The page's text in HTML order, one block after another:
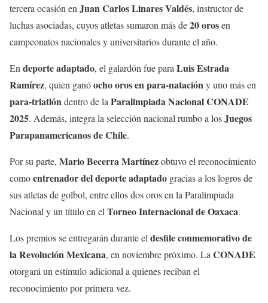
tercera ocasión en Juan Carlos Linares Valdés, instructor de
luchas asociadas, cuyos atletas sumaron más de20 orosen
campeonatos nacionales y universitarios durante el año.
En deporte adaptado, el galardón fue para Luis Estrada
Ramírez, quien ganóocho oros en para-natación y uno más en
para-triatlón dentro de la Paralimpiada Nacional CONADE
2025. Además, integra la selección nacional rumbo a losJuegos
Parapanamericanos de Chile.
Por su parte, Mario Becerra Martínezobtuvo el reconocimiento
comoentrenador del deporte adaptado gracias a los logros de
sus atletas de golbol, entre ellos dos oros en la Paralimpiada
Nacional y un título en el Torneo Internacional de Oaxaca.
Los premios se entregarán durante el desfile conmemorativo de
la Revolución Mexicana, en noviembre próximo. La CONADE
otorgará un estímulo adicional a quienes reciban el
reconocimiento por primera vez.